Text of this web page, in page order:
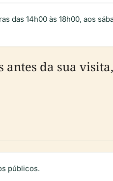
das 14h00 às 18h00, aos
da sua
públicos.